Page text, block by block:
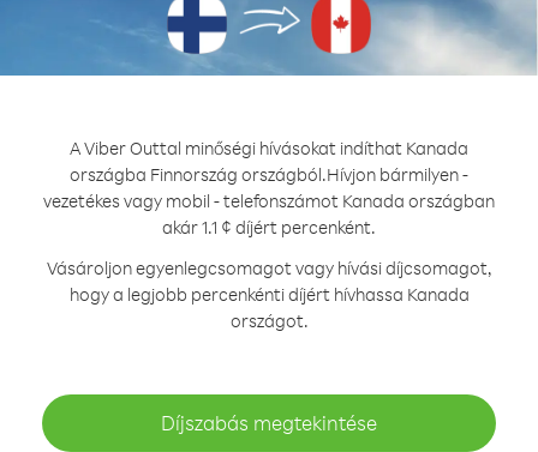
A Viber Outtal minőségi hívásokat indíthat Kanada
országba Finnország országból.Hívjon bármilyen -
vezetékes vagy mobil - telefonszámot Kanada országban
akár 1.1 ¢ díjért percenként.
Vásároljon egyenlegcsomagot vagy hívási díjcsomagot,
hogy a legjobb percenkénti díjért hívhassa Kanada
országot.
Díjszabás megtekintése